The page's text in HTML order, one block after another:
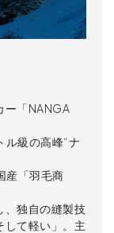
ー「NANGA
級の高峰“ナ
産「羽毛商
、独自の縫製技
して軽い」。主